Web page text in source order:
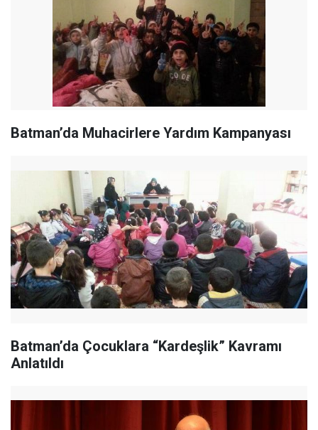
Batman’da Muhacirlere Yardım Kampanyası
Batman’da Çocuklara “Kardeşlik” Kavramı
Anlatıldı